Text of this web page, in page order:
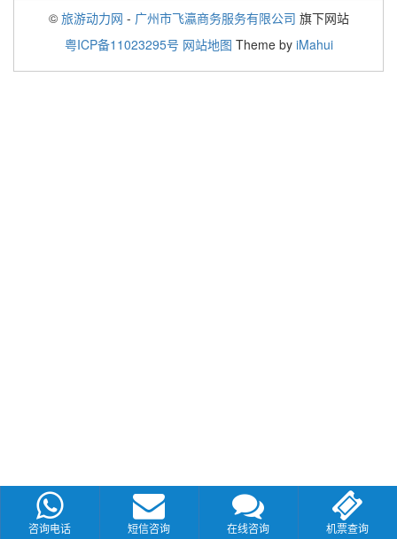
© 旅游动力网 - 广州市飞瀛商务服务有限公司 旗下网站
粤ICP备11023295号 网站地图 Theme by iMahui
咨询电话 短信咨询 在线咨询 机票查询